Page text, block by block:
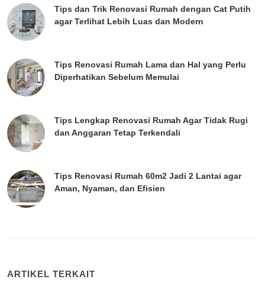
Tips dan Trik Renovasi Rumah dengan Cat Putih
agar Terlihat Lebih Luas dan Modern
Tips Renovasi Rumah Lama dan Hal yang Perlu
Diperhatikan Sebelum Memulai
Tips Lengkap Renovasi Rumah Agar Tidak Rugi
dan Anggaran Tetap Terkendali
Tips Renovasi Rumah 60m2 Jadi 2 Lantai agar
Aman, Nyaman, dan Efisien
ARTIKEL TERKAIT